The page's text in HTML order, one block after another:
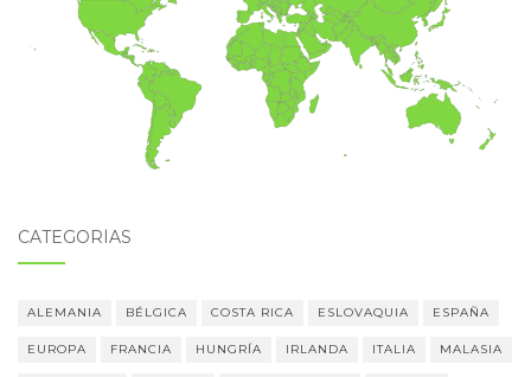
CATEGORÍAS
ALEMANIA BÉLGICA COSTA RICA ESLOVAQUIA ESPAÑA
EUROPA FRANCIA HUNGRÍA IRLANDA ITALIA MALASIA